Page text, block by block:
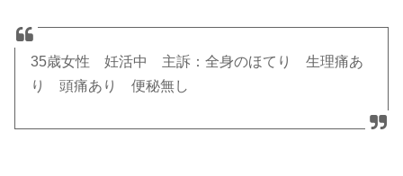
35歳女性 妊活中 主訴：全身のほてり 生理痛あ
り 頭痛あり 便秘無し